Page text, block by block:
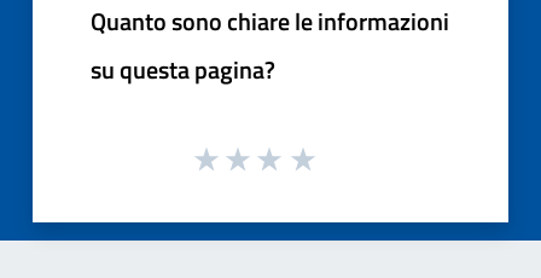
Quanto sono chiare le informazioni
su questa pagina?